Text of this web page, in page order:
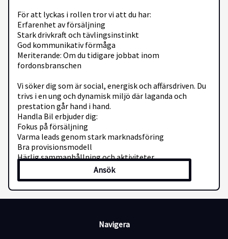
För att lyckas i rollen tror vi att du har:
Erfarenhet av försäljning
Stark drivkraft och tävlingsinstinkt
God kommunikativ förmåga
Meriterande: Om du tidigare jobbat inom
fordonsbranschen
Vi söker dig som är social, energisk och affärsdriven. Du
trivs i en ung och dynamisk miljö där laganda och
prestation går hand i hand.
Handla Bil erbjuder dig:
Fokus på försäljning
Varma leads genom stark marknadsföring
Bra provisionsmodell
Härlig sammanhållning och aktiviteter
Låter detta intressant? Då vill vi gärna höra mer om dig
– ansök redan idag!
Handla Bil samarbetar med rekryteringsföretaget
du frågor är du välkommen att kontakta
Ansök
Navigera